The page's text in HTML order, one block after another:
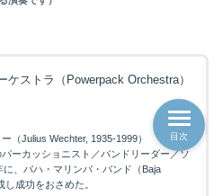
ケストラ（Powerpack Orchestra）
（Julius Wechter, 1935-1999）
ーカッショニスト／バンドリーダー／ソ
に、バハ・マリンバ・バンド（Baja
し成功をおさめた。
目次